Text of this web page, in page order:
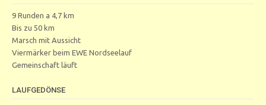
9 Runden a 4,7 km
Bis zu 50 km
Marsch mit Aussicht
Viermärker beim EWE Nordseelauf
Gemeinschaft läuft
LAUFGEDÖNSE